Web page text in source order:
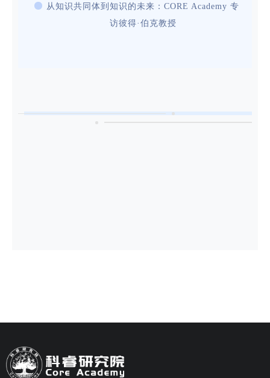
是置身智能时代，人类应当成为怎样的存
在。若仅将人工智能视作效率工具，它将窄
靶点，乃至被优化的工具。
象的，也是社会的。它孕育于记忆、语言、
从知识共同体到知识的未来：CORE Academy 专
访彼得·伯克教授